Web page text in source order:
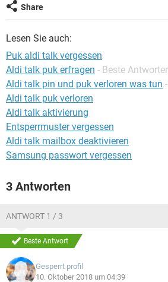
WINDOWS 10
Share
Lesen Sie auch:
Puk aldi talk vergessen
Aldi talk puk erfragen - Beste
Aldi talk pin und puk verloren was tun
Aldi talk puk verloren
Aldi talk aktivierung
Entsperrmuster vergessen
Aldi talk mailbox deaktivieren
Samsung passwort vergessen
3 Antworten
ANTWORT 1 / 3
Beste Antwort
Gesperrt profil
10. Oktober 2018 um 04:39